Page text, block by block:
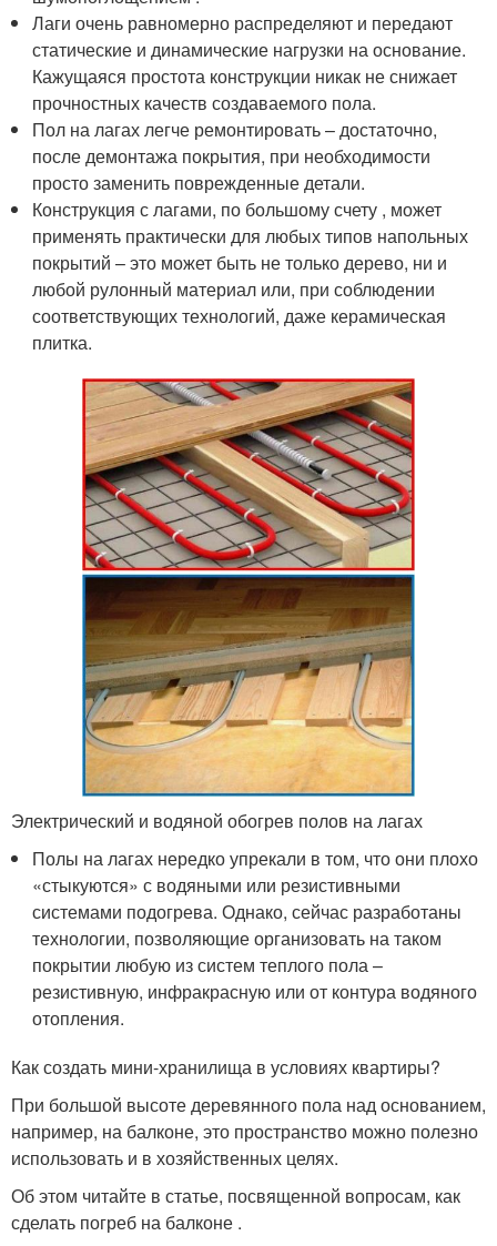
Лаги очень равномерно распределяют и передают
статические и динамические нагрузки на основание.
Кажущаяся простота конструкции никак не снижает
прочностных качеств создаваемого пола.
Пол на лагах легче ремонтировать – достаточно,
после демонтажа покрытия, при необходимости
просто заменить поврежденные детали.
Конструкция с лагами, по большому счету , может
применять практически для любых типов напольных
покрытий – это может быть не только дерево, ни и
любой рулонный материал или, при соблюдении
соответствующих технологий, даже керамическая
плитка.
Электрический и водяной обогрев полов на лагах
Полы на лагах нередко упрекали в том, что они плохо
«стыкуются» с водяными или резистивными
системами подогрева. Однако, сейчас разработаны
технологии, позволяющие организовать на таком
покрытии любую из систем теплого пола –
резистивную, инфракрасную или от контура водяного
отопления.
Как создать мини-хранилища в условиях квартиры?
При большой высоте деревянного пола над основанием,
например, на балконе, это пространство можно полезно
использовать и в хозяйственных целях.
Об этом читайте в статье, посвященной вопросам, как
сделать погреб на балконе .